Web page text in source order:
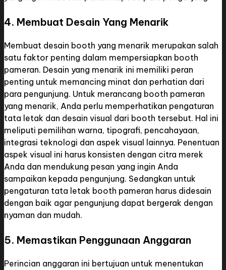
4. Membuat Desain Yang Menarik
Membuat desain booth yang menarik merupakan salah
satu faktor penting dalam mempersiapkan booth
pameran. Desain yang menarik ini memiliki peran
penting untuk memancing minat dan perhatian dari
para pengunjung. Untuk merancang booth pameran
yang menarik, Anda perlu memperhatikan pengaturan
tata letak dan desain visual dari booth tersebut. Hal ini
meliputi pemilihan warna, tipografi, pencahayaan,
integrasi teknologi dan aspek visual lainnya. Penentuan
aspek visual ini harus konsisten dengan citra merek
Anda dan mendukung pesan yang ingin Anda
sampaikan kepada pengunjung. Sedangkan untuk
pengaturan tata letak booth pameran harus didesain
dengan baik agar pengunjung dapat bergerak dengan
nyaman dan mudah.
5. Memastikan Penggunaan Anggaran
Perincian anggaran ini bertujuan untuk menentukan